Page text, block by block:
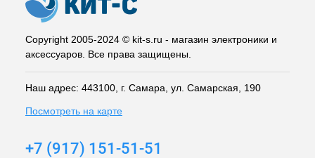
Copyright 2005-2024 © kit-s.ru - магазин электроники и
аксессуаров. Все права защищены.
Наш адрес: 443100, г. Самара, ул. Самарская, 190
Посмотреть на карте
+7 (917) 151-51-51